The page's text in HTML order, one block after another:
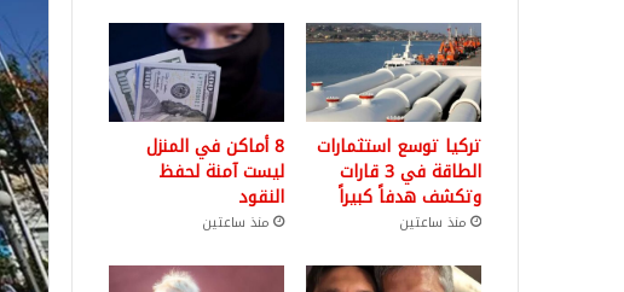
تركيا توسع استثمارات
الطاقة في 3 قارات
وتكشف هدفاً كبيراً
منذ ساعتين
8 أماكن في المنزل
ليست آمنة لحفظ
النقود
منذ ساعتين